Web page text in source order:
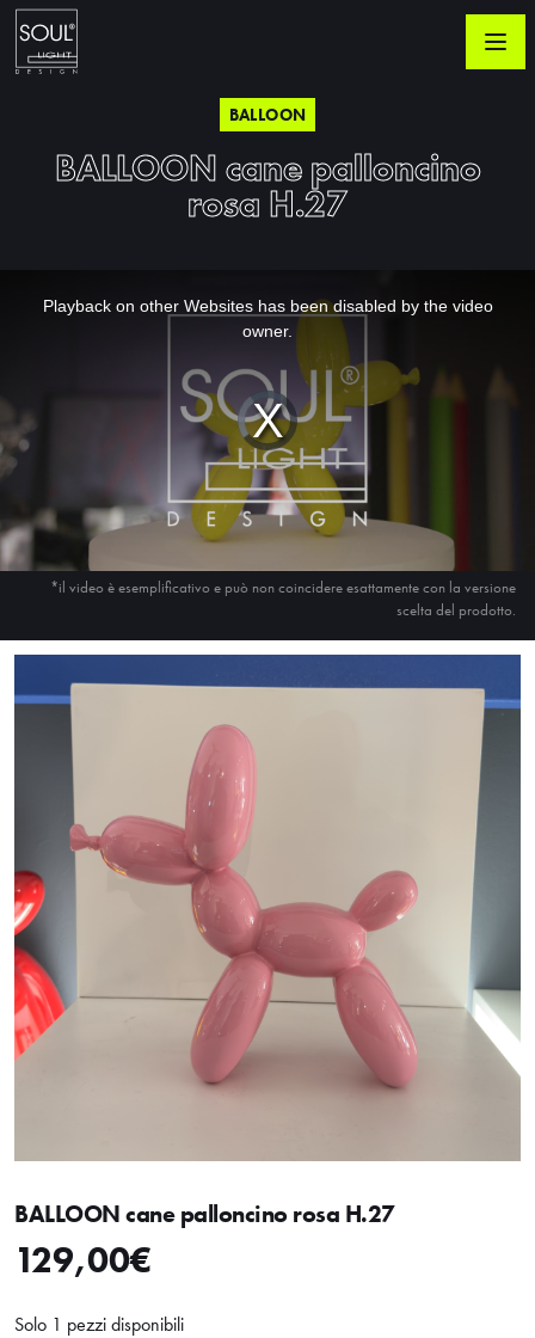
BALLOON
BALLOON cane palloncino
rosa H.27
Video
Player
is
loading.
Playback on other Websites has been disabled by the video
owner.
*il video è esemplificativo e può non coincidere esattamente con la versione
scelta del prodotto.
BALLOON cane palloncino rosa H.27
129,00€
Solo 1 pezzi disponibili